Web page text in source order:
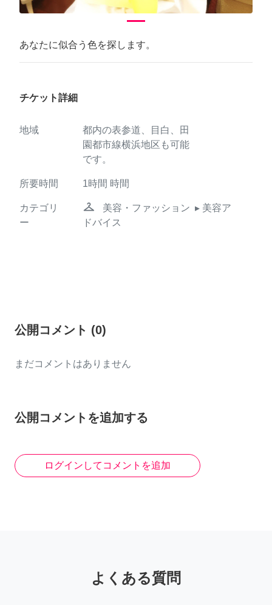
あなたに似合う色を探します。
チケット詳細
地域
都内の表参道、目白、田
園都市線横浜地区も可能
です。
所要時間 1時間 時間
カテゴリ
ー
checkroom 美容・ファッション ▸ 美容ア
ドバイス
公開コメント (0)
まだコメントはありません
公開コメントを追加する
ログインしてコメントを追加
よくある質問